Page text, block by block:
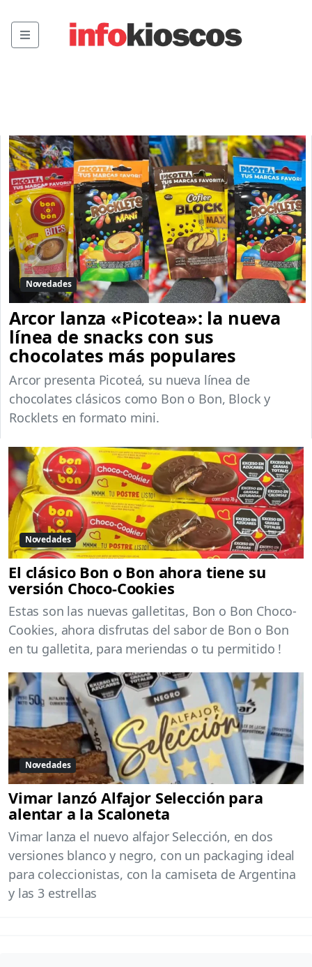
Menu
Novedades
Arcor lanza «Picotea»: la nueva
línea de snacks con sus
chocolates más populares
Arcor presenta Picoteá, su nueva línea de
chocolates clásicos como Bon o Bon, Block y
Rocklets en formato mini.
Novedades
El clásico Bon o Bon ahora tiene su
versión Choco-Cookies
Estas son las nuevas galletitas, Bon o Bon Choco-
Cookies, ahora disfrutas del sabor de Bon o Bon
en tu galletita, para meriendas o tu permitido !
Novedades
Vimar lanzó Alfajor Selección para
alentar a la Scaloneta
Vimar lanza el nuevo alfajor Selección, en dos
versiones blanco y negro, con un packaging ideal
para coleccionistas, con la camiseta de Argentina
y las 3 estrellas